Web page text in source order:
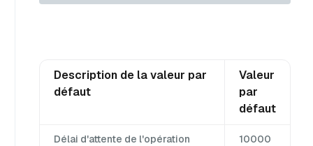
Description de la valeur par
défaut
Valeur
par
défaut
Délai d'attente de l'opération
10000